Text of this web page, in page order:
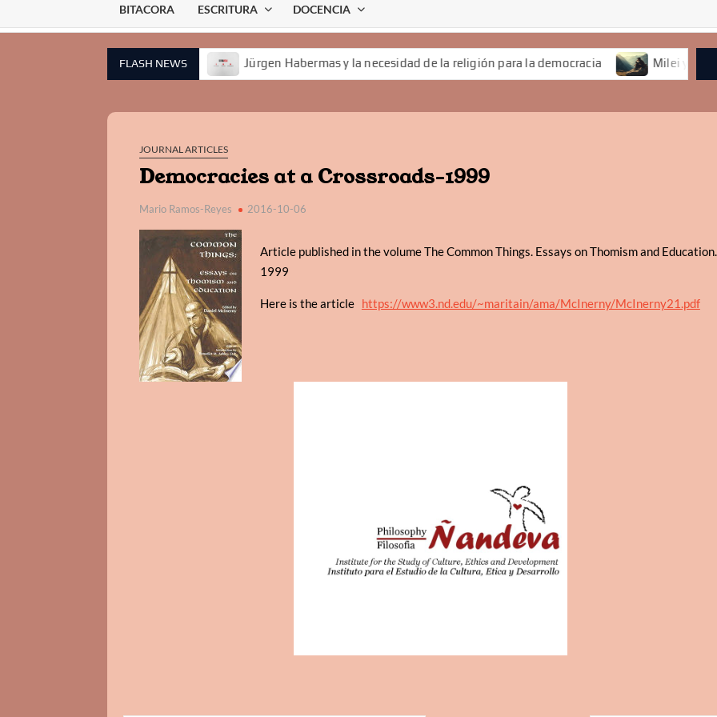
BITACORA ESCRITURA DOCENCIA
FLASH NEWS
IA no es una técnica II Jürgen Habermas y la necesidad de la religión para la democracia Milei y la Libertad
JOURNAL ARTICLES
Democracies at a Crossroads-1999
Mario Ramos-Reyes 2016-10-06
Article published in the volume The Common Things. Essays on Thomism and Education.
1999
Here is the article https://www3.nd.edu/~maritain/ama/McInerny/McInerny21.pdf